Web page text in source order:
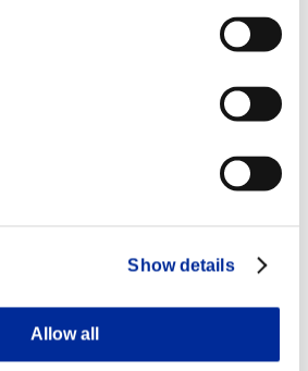
Show details
Allow all